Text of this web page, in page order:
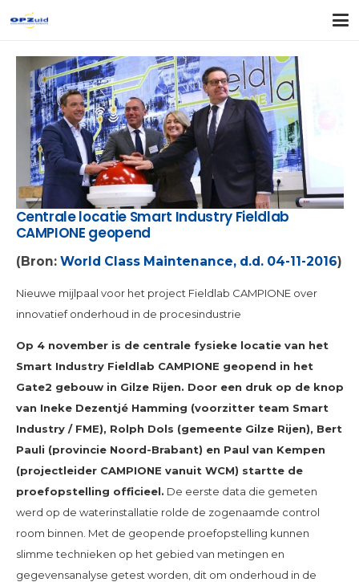
Centrale locatie Smart Industry Fieldlab
CAMPIONE geopend
(Bron: World Class Maintenance, d.d. 04-11-2016)
Nieuwe mijlpaal voor het project Fieldlab CAMPIONE over
innovatief onderhoud in de procesindustrie
Op 4 november is de centrale fysieke locatie van het
Smart Industry Fieldlab CAMPIONE geopend in het
Gate2 gebouw in Gilze Rijen. Door een druk op de knop
van Ineke Dezentjé Hamming (voorzitter team Smart
Industry / FME), Rolph Dols (gemeente Gilze Rijen), Bert
Pauli (provincie Noord-Brabant) en Paul van Kempen
(projectleider CAMPIONE vanuit WCM) startte de
proefopstelling officieel. De eerste data die gemeten
werd op de waterinstallatie rolde de zogenaamde control
room binnen. Met de geopende proefopstelling kunnen
slimme technieken op het gebied van metingen en
gegevensanalyse getest worden, dit om onderhoud in de